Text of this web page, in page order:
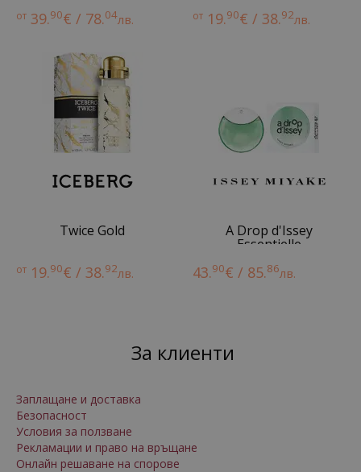
от 39.90€ / 78.04лв. от 19.90€ / 38.92лв.
Twice Gold
от 19.90€ / 38.92лв.
A Drop d'Issey
Essentielle
43.90€ / 85.86лв.
За клиенти
Заплащане и доставка
Безопасност
Условия за ползване
Рекламации и право на връщане
Онлайн решаване на спорове